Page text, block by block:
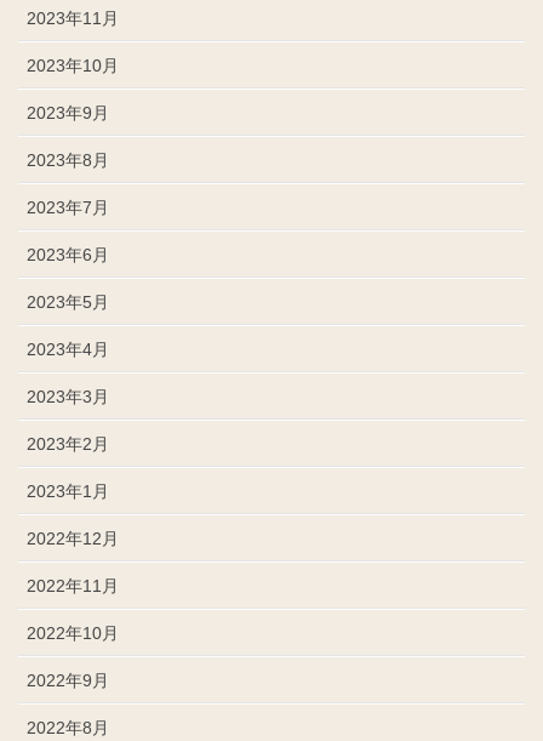
2023年11月
2023年10月
2023年9月
2023年8月
2023年7月
2023年6月
2023年5月
2023年4月
2023年3月
2023年2月
2023年1月
2022年12月
2022年11月
2022年10月
2022年9月
2022年8月